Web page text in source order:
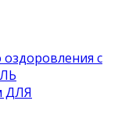
с
ДЛЯ